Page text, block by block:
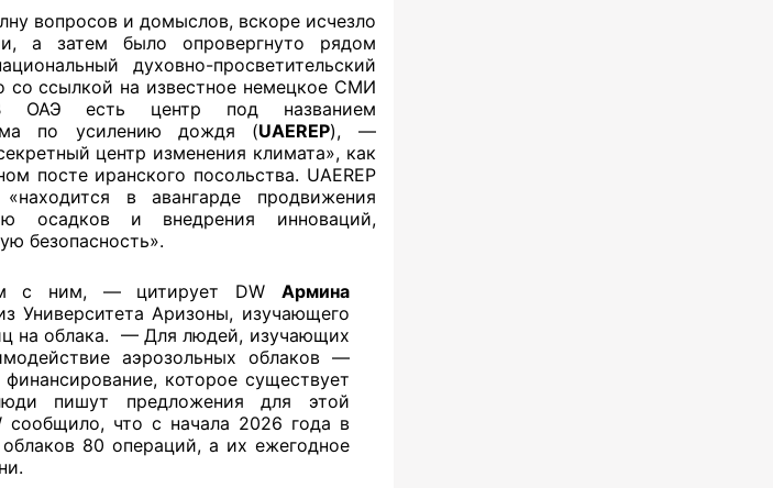
вопросов и домыслов, вскоре исчезло
а затем было опровергнуто рядом
духовно-просветительский
со ссылкой на известное немецкое СМИ
есть центр под названием
по усилению дождя (UAEREP), —
центр изменения климата», как
посте иранского посольства. UAEREP
в авангарде продвижения
осадков и внедрения инноваций,
безопасность».
с ним, — цитирует DW Армина
Университета Аризоны, изучающего
на облака. — Для людей, изучающих
аэрозольных облаков —
которое существует
пишут предложения для этой
что с начала 2026 года в
80 операций, а их ежегодное